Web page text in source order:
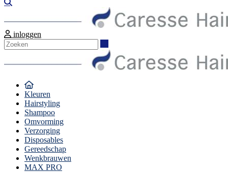
inloggen
Kleuren
Hairstyling
Shampoo
Omvorming
Verzorging
Disposables
Gereedschap
Wenkbrauwen
MAX PRO